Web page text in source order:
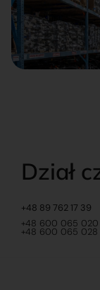
Dział
+48 89 762 17 39
+48 600 065 020
+48 600 065 028